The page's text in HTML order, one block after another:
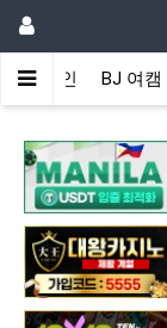
메인 BJ 여캠